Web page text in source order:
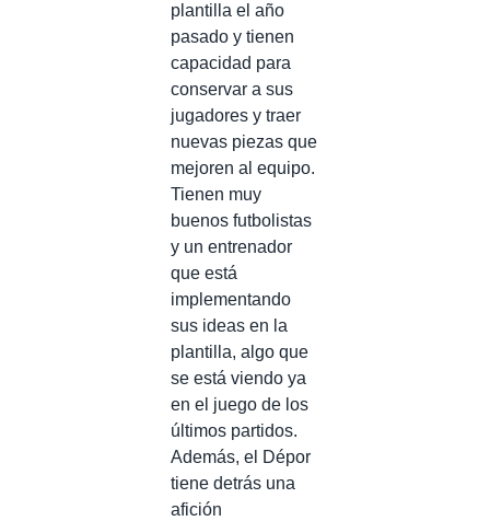
plantilla el año
pasado y tienen
capacidad para
conservar a sus
jugadores y traer
nuevas piezas que
mejoren al equipo.
Tienen muy
buenos futbolistas
y un entrenador
que está
implementando
sus ideas en la
plantilla, algo que
se está viendo ya
en el juego de los
últimos partidos.
Además, el Dépor
tiene detrás una
afición